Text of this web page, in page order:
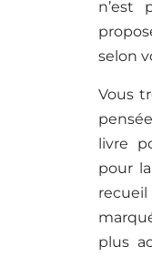
n’est
selon
Vous
livre
pour
plus